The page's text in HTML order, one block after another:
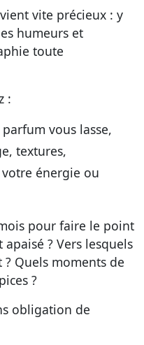
vite précieux : y
humeurs et
toute
:
parfum vous lasse,
textures,
énergie ou
pour faire le point
? Vers lesquels
Quels moments de
?
obligation de